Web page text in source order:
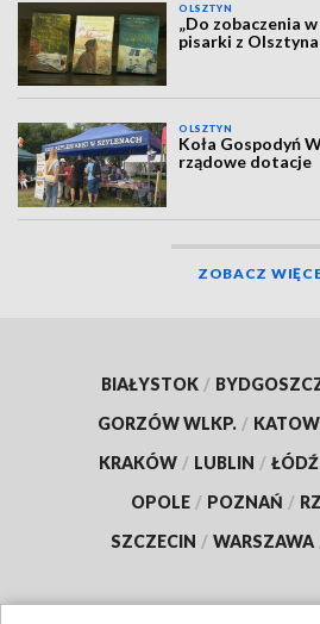
OLSZTYN
„Do zobaczenia
pisarki z Olsztyna
OLSZTYN
Koła Gospodyń
rządowe dotacje
ZOBACZ
BIAŁYSTOK /
GORZÓW WLKP. /
KRAKÓW / LUBLIN / ŁÓDŹ
OPOLE / POZNAŃ /
SZCZECIN / WARSZAWA